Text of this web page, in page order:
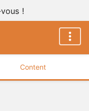
!
Content